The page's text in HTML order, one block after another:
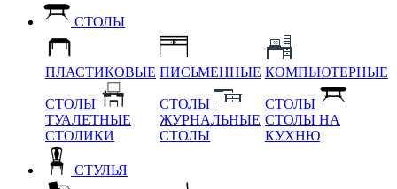
СТОЛЫ
ПЛАСТИКОВЫЕ
СТОЛЫ
ТУАЛЕТНЫЕ
СТОЛИКИ
ПИСЬМЕННЫЕ
СТОЛЫ
ЖУРНАЛЬНЫЕ
СТОЛЫ
КОМПЬЮТЕРНЫЕ
СТОЛЫ
СТОЛЫ НА
КУХНЮ
СТУЛЬЯ